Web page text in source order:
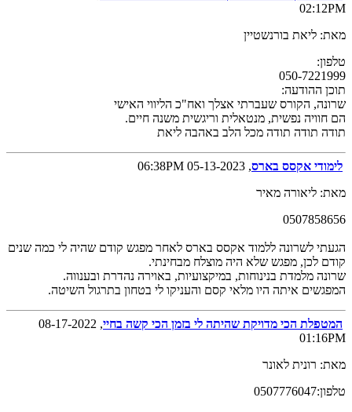
02:12PM
מאת: ליאת בורנשטיין
טלפון:
050-7221999
תוכן ההודעה:
שרונה, הקורס שעברתי אצלך ואח"כ הליווי האישי
הם חוויה נפשית, מנטאלית וריגשית משנה חיים.
תודה תודה תודה מכל הלב באהבה ליאת
לימודי אקסס בארס, 05-13-2023 06:38PM
מאת: ליאורה מאיר
0507858656
הגעתי לשרונה ללמוד אקסס בארס לאחר מפגש קודם שהיה לי כמה שנים
קודם לכן, מפגש שלא היה מוצלח מבחינתי.
שרונה מלמדת בנינוחות, במיקצועיות, באוירה נהדרת ובענווה.
המפגשים איתה היו מלאי קסם והעניקו לי בטחון בתרגול השיטה.
המטפלת הכי מדויקת שהיתה לי בזמן הכי קשה בחיי , 08-17-2022
01:16PM
מאת: רונית לאונר
טלפון:0507776047